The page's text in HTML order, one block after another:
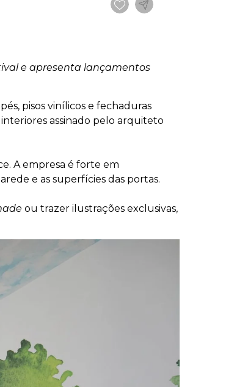
e apresenta lançamentos
pisos vinílicos e fechaduras
assinado pelo arquiteto
A empresa é forte em
e as superfícies das portas.
ou trazer ilustrações exclusivas,